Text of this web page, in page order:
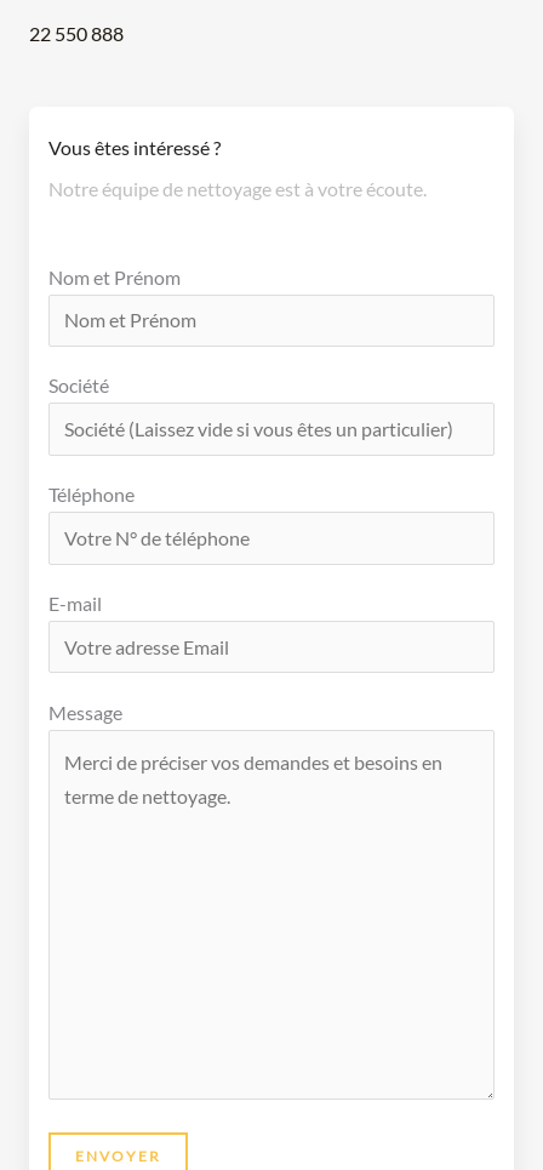
22 550 888
Vous êtes intéressé ?
Notre équipe de nettoyage est à votre écoute.
Nom et Prénom
Société
Téléphone
E-mail
Message